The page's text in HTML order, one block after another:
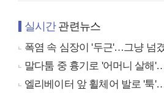
실시간관련뉴스
폭염 속 심장이 '두근'…그냥 넘
말다툼 중 흉기로 '어머니 살해
엘리베이터 앞 휠체어 발로 '툭